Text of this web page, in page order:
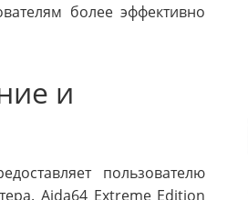
более эффективно
и
пользователю
Aida64 Extreme Edition